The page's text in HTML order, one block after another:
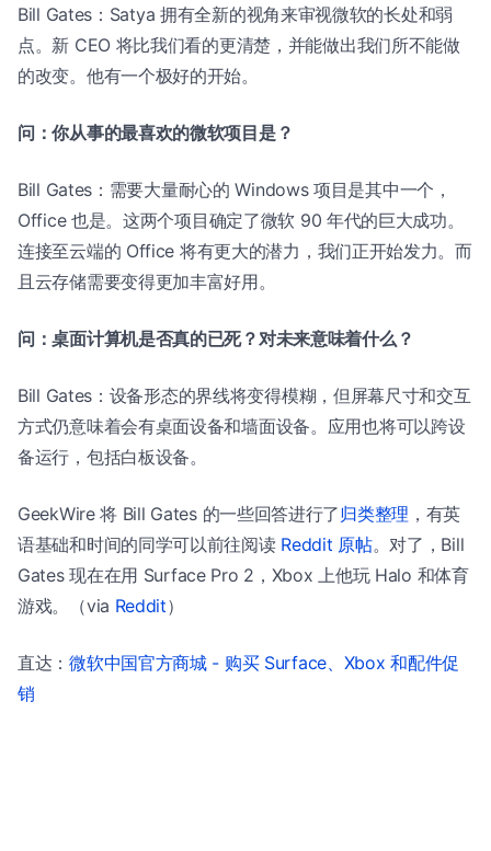
Bill Gates：Satya 拥有全新的视角来审视微软的长处和弱
点。新 CEO 将比我们看的更清楚，并能做出我们所不能做
的改变。他有一个极好的开始。
问：你从事的最喜欢的微软项目是？
Bill Gates：需要大量耐心的 Windows 项目是其中一个，
Office 也是。这两个项目确定了微软 90 年代的巨大成功。
连接至云端的 Office 将有更大的潜力，我们正开始发力。而
且云存储需要变得更加丰富好用。
问：桌面计算机是否真的已死？对未来意味着什么？
Bill Gates：设备形态的界线将变得模糊，但屏幕尺寸和交互
方式仍意味着会有桌面设备和墙面设备。应用也将可以跨设
备运行，包括白板设备。
GeekWire 将 Bill Gates 的一些回答进行了归类整理 ，有英
语基础和时间的同学可以前往阅读 Reddit 原帖。对了，Bill
Gates 现在在用 Surface Pro 2，Xbox 上他玩 Halo 和体育
游戏。（via Reddit）
直达：微软中国官方商城 - 购买 Surface、Xbox 和配件促
销